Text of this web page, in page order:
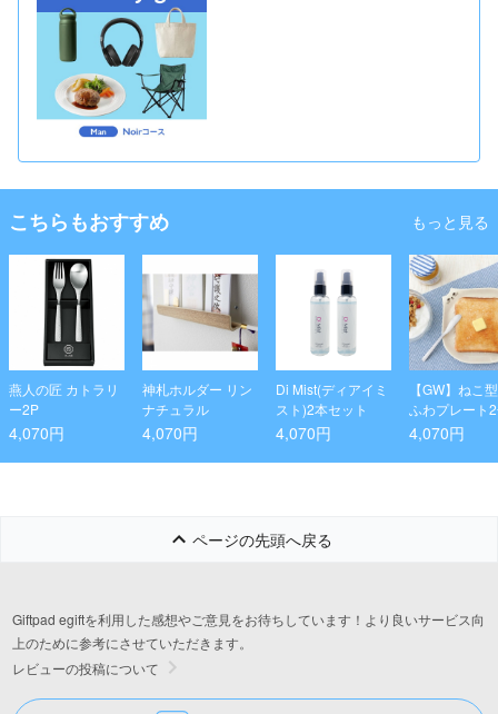
こちらもおすすめ もっと見る
燕人の匠 カトラリ
ー2P
4,070円
神札ホルダー リン
ナチュラル
4,070円
Di Mist(ディアイミ
スト)2本セット
4,070円
【GW】ねこ
ふわプレート
ット
4,070円
ページの先頭へ戻る
Giftpad egiftを利用した感想やご意見をお待ちしています！より良いサービス向
上のために参考にさせていただきます。
レビューの投稿について